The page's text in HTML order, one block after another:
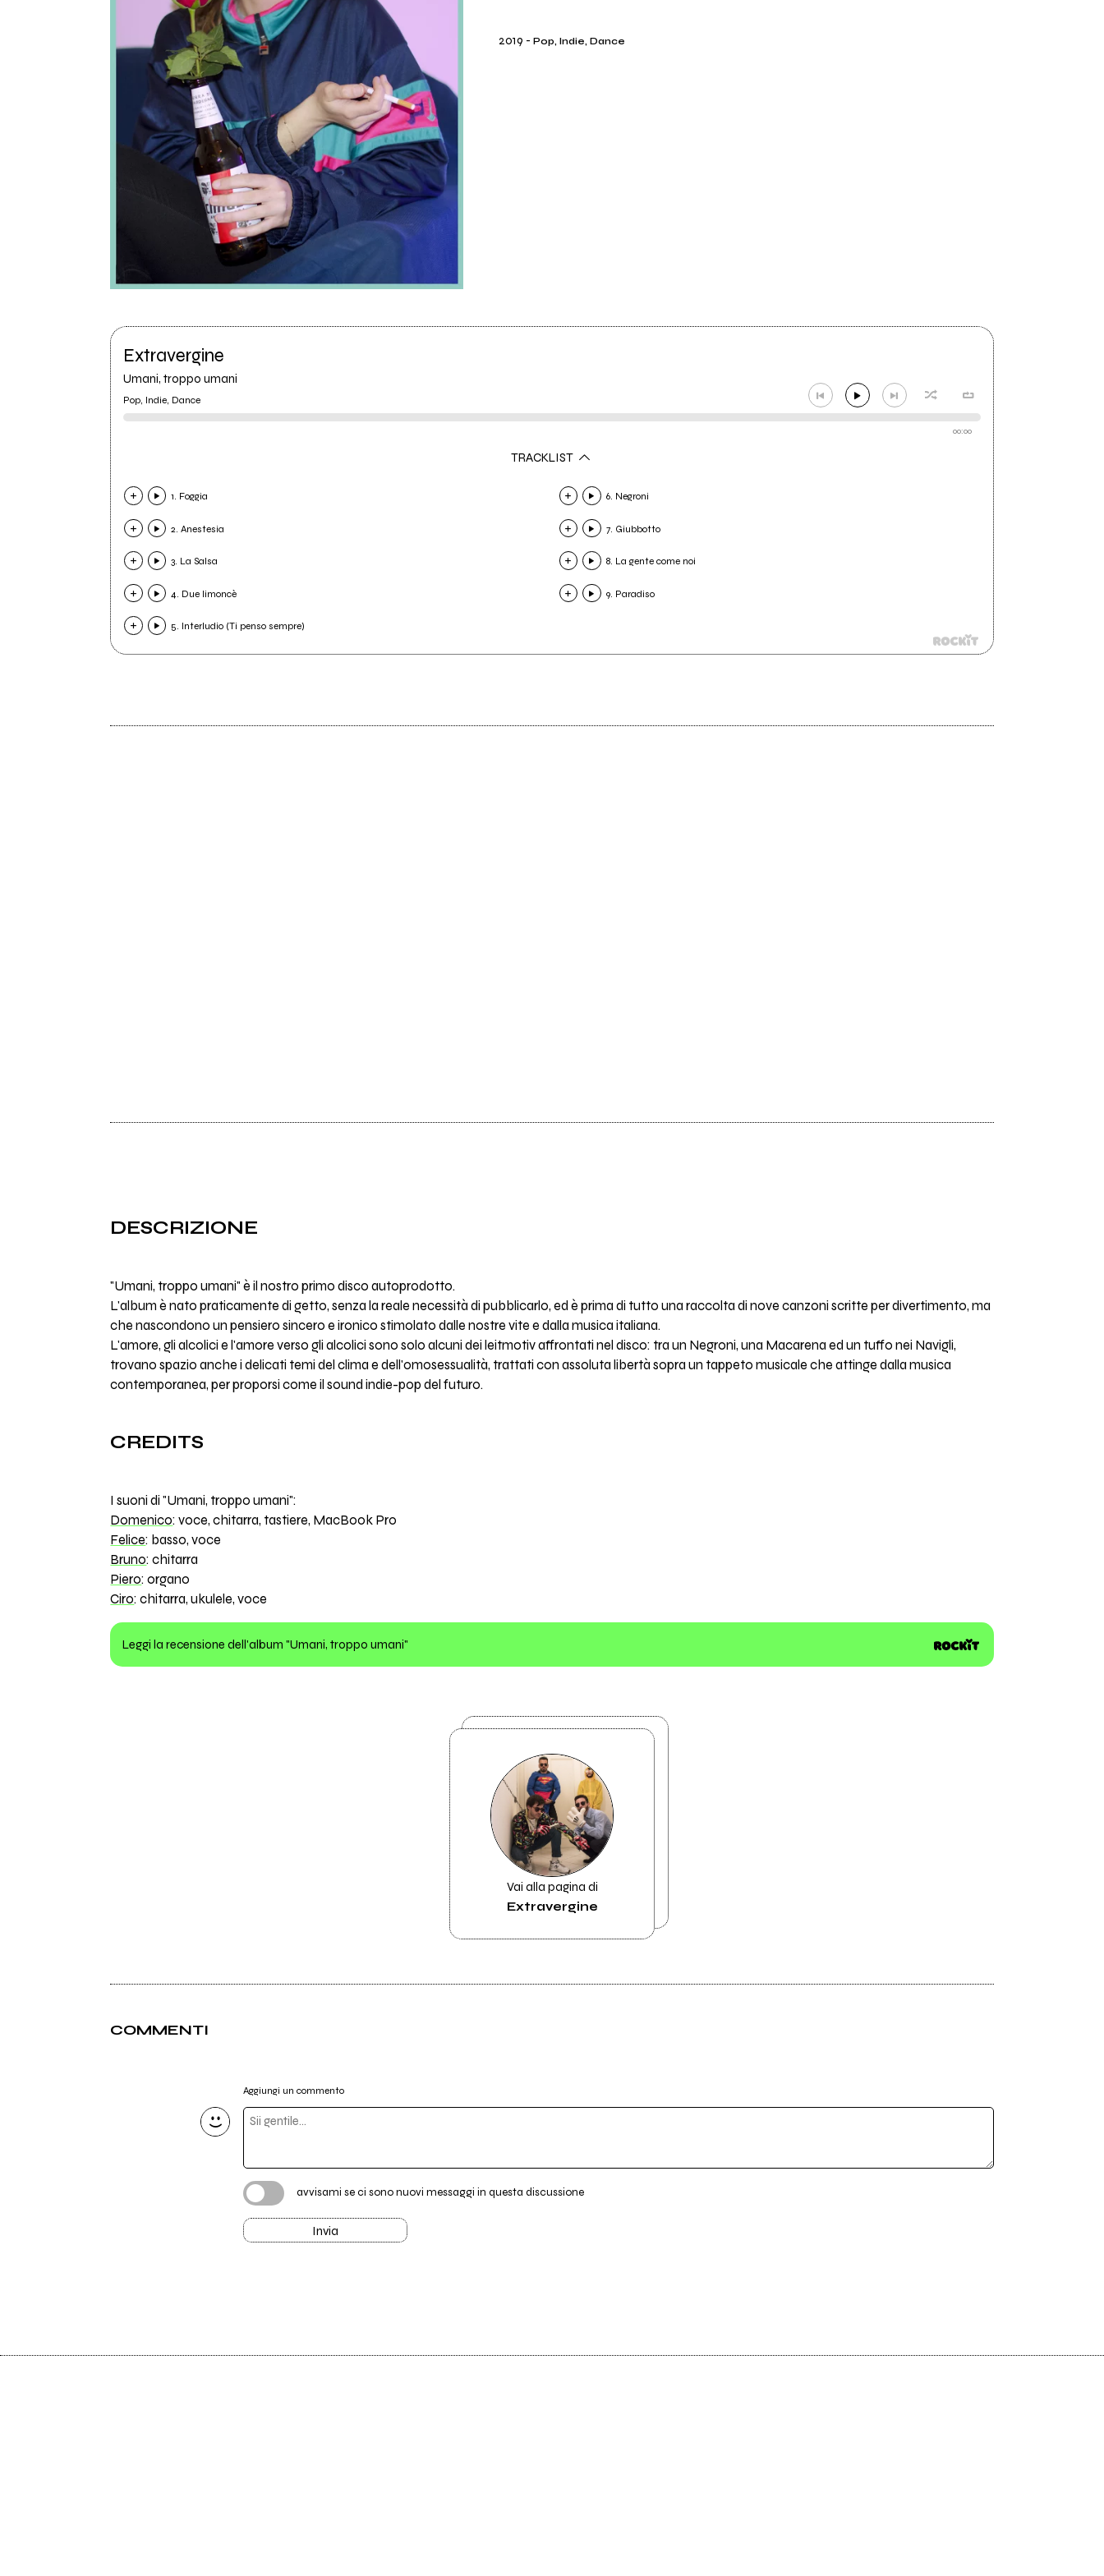
2019 -Pop, Indie, Dance
Extravergine
Umani, troppo umani
Pop, Indie, Dance
00:00
TRACKLIST
1. Foggia
2. Anestesia
3. La Salsa
4. Due limoncè
5. Interludio (Ti penso sempre)
6. Negroni
7. Giubbotto
8. La gente come noi
9. Paradiso
DESCRIZIONE
"Umani, troppo umani" è il nostro primo disco autoprodotto.
L'album è nato praticamente di getto, senza la reale necessità di pubblicarlo, ed è prima di tutto una raccolta di nove canzoni scritte per divertimento, ma
che nascondono un pensiero sincero e ironico stimolato dalle nostre vite e dalla musica italiana.
L'amore, gli alcolici e l'amore verso gli alcolici sono solo alcuni dei leitmotiv affrontati nel disco: tra un Negroni, una Macarena ed un tuffo nei Navigli,
trovano spazio anche i delicati temi del clima e dell'omosessualità, trattati con assoluta libertà sopra un tappeto musicale che attinge dalla musica
contemporanea, per proporsi come il sound indie-pop del futuro.
CREDITS
I suoni di "Umani, troppo umani":
Domenico: voce, chitarra, tastiere, MacBook Pro
Felice: basso, voce
Bruno: chitarra
Piero: organo
Ciro: chitarra, ukulele, voce
Leggi la recensione dell'album "Umani, troppo umani"
Vai alla pagina di
Extravergine
COMMENTI
Aggiungi un commento
avvisami se ci sono nuovi messaggi in questa discussione
Invia